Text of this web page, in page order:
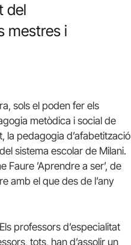
del
mestres i
sols el poden fer els
metòdica i social de
la pedagogia d’afabetització
sistema escolar de Milani.
’Aprendre a ser’, de
amb el que des de l’any
professors d’especialitat
tots, han d’assolir un